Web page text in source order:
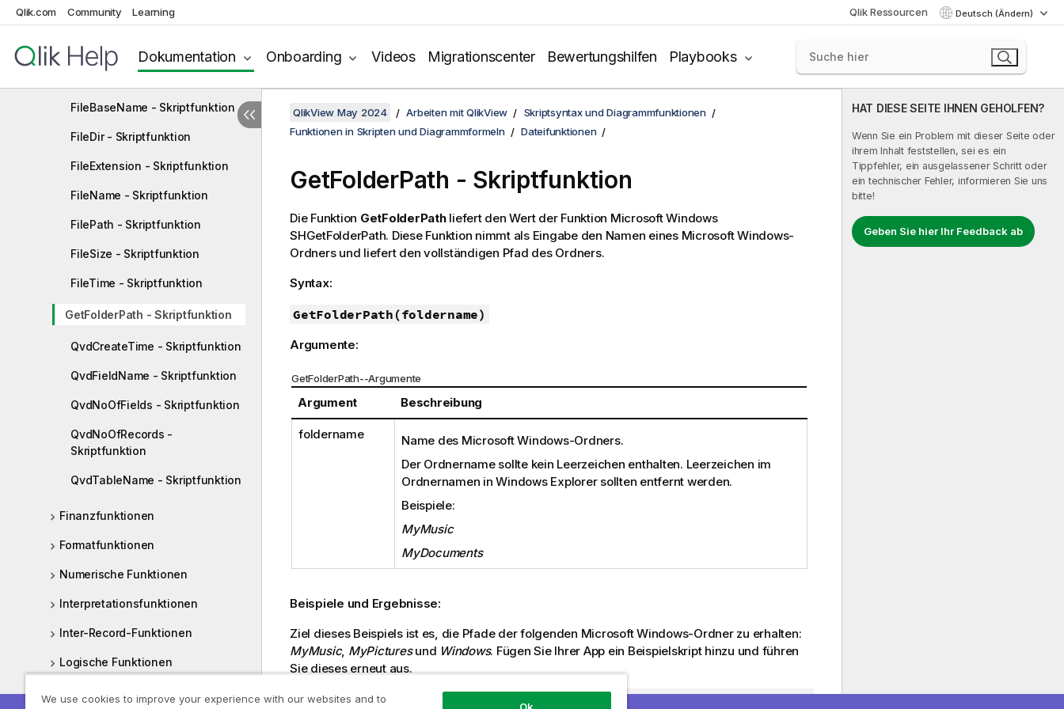
Qlik.com Community Learning Qlik Ressourcen Deutsch (Ändern)
Dokumentation Onboarding Videos Migrationscenter Bewertungshilfen Playbooks
Dateifunktionen
Attribute - Skriptfunktion
FileBaseName - Skriptfunktion
FileDir - Skriptfunktion
FileExtension - Skriptfunktion
FileName - Skriptfunktion
FilePath - Skriptfunktion
FileSize - Skriptfunktion
FileTime - Skriptfunktion
GetFolderPath - Skriptfunktion
QvdCreateTime - Skriptfunktion
QvdFieldName - Skriptfunktion
QvdNoOfFields - Skriptfunktion
QvdNoOfRecords -
Skriptfunktion
QvdTableName - Skriptfunktion
Finanzfunktionen
Formatfunktionen
Numerische Funktionen
Interpretationsfunktionen
Inter-Record-Funktionen
Logische Funktionen
HAT DIESE SEITE IHNEN GEHOLFEN?
Wenn Sie ein Problem mit dieser Seite oder
ihrem Inhalt feststellen, sei es ein
Tippfehler, ein ausgelassener Schritt oder
ein technischer Fehler, informieren Sie uns
bitte!
Geben Sie hier Ihr Feedback ab
QlikView May 2024 Arbeiten mit QlikView
Skriptsyntax und Diagrammfunktionen
Funktionen in Skripten und Diagrammformeln
Dateifunktionen
GetFolderPath - Skriptfunktion
Die Funktion GetFolderPathliefert den Wert der Funktion Microsoft Windows
SHGetFolderPath. Diese Funktion nimmt als Eingabe den Namen eines Microsoft Windows-
Ordners und liefert den vollständigen Pfad des Ordners.
Syntax:
GetFolderPath(foldername)
Argumente:
GetFolderPath--Argumente
Argument Beschreibung
foldername Name des Microsoft Windows-Ordners.
Der Ordnername sollte kein Leerzeichen enthalten. Leerzeichen im
Ordnernamen inWindows Explorersollten entfernt werden.
Beispiele:
MyMusic
MyDocuments
Beispiele und Ergebnisse:
Ziel dieses Beispiels ist es, die Pfade der folgenden Microsoft Windows-Ordner zu erhalten:
MyMusic, MyPicturesund Windows. Fügen Sie Ihrer App ein Beispielskript hinzu und führen
Sie dieses erneut aus.
We use cookies to improve your experience with our websites and to